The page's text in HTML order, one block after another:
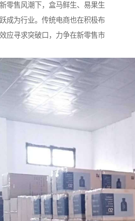
零售风潮下，盒马鲜生、易果生
成为行业。传统电商也在积极布
应寻求突破口，力争在新零售市